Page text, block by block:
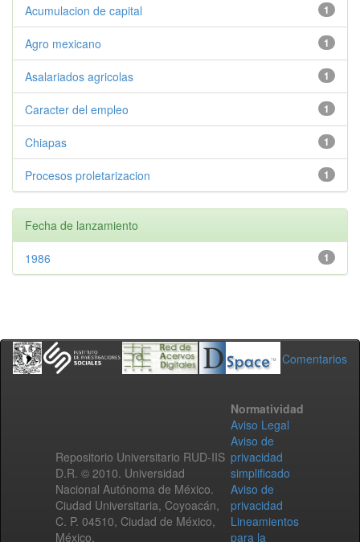
1
Acumulacion de capital
1
Agro mexicano
1
Asalariados agricolas
1
Caracter del empleo
1
Chiapas
1
Procesos proletarizacion
Fecha de lanzamiento
1
1986
Comentarios
Repositorio Universitario RUD-IIS
D.R. © 2010. Universidad
Nacional Autónoma de México.
Ciudad Universitaria, Coyoacán,
C. P. 04510, Ciudad de México,
México.
Normatividad
Aviso Legal
Aviso de
privacidad
simplificado
Aviso de
privacidad
Lineamientos
para la